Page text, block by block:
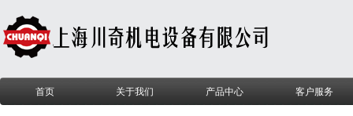
首页 关于我们 产品中心 客户服务